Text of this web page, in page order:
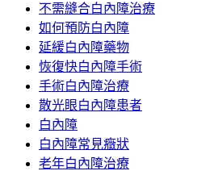
主
要
內
容
不需縫合白內障治療
如何預防白內障
延緩白內障藥物
恢復快白內障手術
手術白內障治療
散光眼白內障患者
白內障
白內障常見癥狀
老年白內障治療